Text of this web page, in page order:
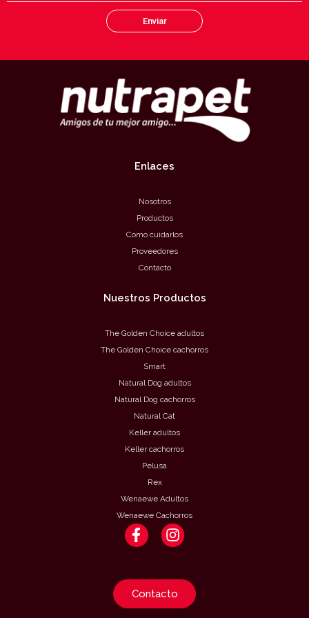
Enviar
Enlaces
Nosotros
Productos
Como cuidarlos
Proveedores
Contacto
Nuestros Productos
The Golden Choice adultos
The Golden Choice cachorros
Smart
Natural Dog adultos
Natural Dog cachorros
Natural Cat
Keller adultos
Keller cachorros
Pelusa
Rex
Wenaewe Adultos
Wenaewe Cachorros
F
a
b
o
I
n
a
g
Contacto